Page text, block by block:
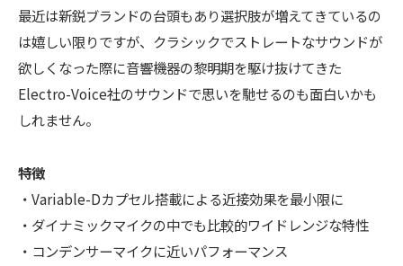
最近は新鋭ブランドの台頭もあり選択肢が増えてきているの
は嬉しい限りですが、クラシックでストレートなサウンドが
欲しくなった際に音響機器の黎明期を駆け抜けてきた
Electro-Voice社のサウンドで思いを馳せるのも面白いかも
しれません。
特徴
・Variable-Dカプセル搭載による近接効果を最小限に
・ダイナミックマイクの中でも比較的ワイドレンジな特性
・コンデンサーマイクに近いパフォーマンス